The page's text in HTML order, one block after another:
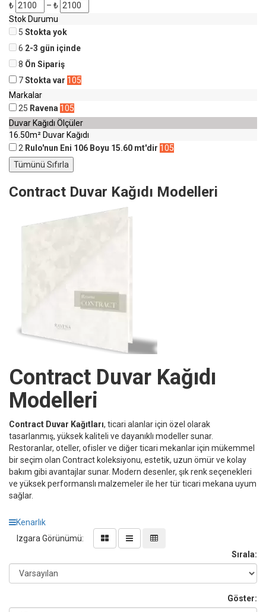
₺
– ₺
Stok Durumu
5 Stokta yok
6 2-3 gün içinde
8 Ön Sipariş
7Stokta var 105
Markalar
25 Ravena 105
Duvar Kağıdı Ölçüler
16.50m² Duvar Kağıdı
2 Rulo'nun Eni 106 Boyu 15.60 mt'dir 105
Contract Duvar Kağıdı Modelleri
Contract Duvar Kağıdı
Modelleri
Contract Duvar Kağıtları, ticari alanlar için özel olarak
tasarlanmış, yüksek kaliteli ve dayanıklı modeller sunar.
Restoranlar, oteller, ofisler ve diğer ticari mekanlar için mükemmel
bir seçim olan Contract koleksiyonu, estetik, uzun ömür ve kolay
bakım gibi avantajlar sunar. Modern desenler, şık renk seçenekleri
ve yüksek performanslı malzemeler ile her tür ticari mekana uyum
sağlar.
Kenarlık
Izgara Görünümü:
Sırala:
Göster: